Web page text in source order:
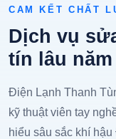
CAM KẾT CHẤT
Dịch vụ
tín lâu
Điện Lạnh Thanh
kỹ thuật viên tay
hiểu sâu sắc khí hậu